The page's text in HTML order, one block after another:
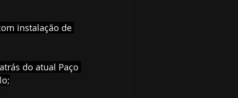
instalação de
do atual Paço